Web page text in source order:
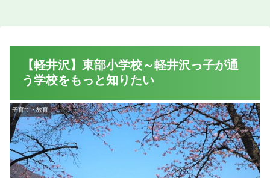
【軽井沢】東部小学校～軽井沢っ子が通
う学校をもっと知りたい
子育て・教育